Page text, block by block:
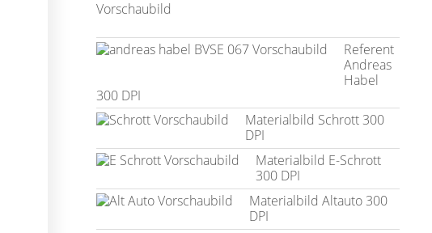
Referent
Andreas
Habel
300 DPI
Materialbild Schrott 300
DPI
Materialbild E-Schrott
300 DPI
Materialbild Altauto 300
DPI